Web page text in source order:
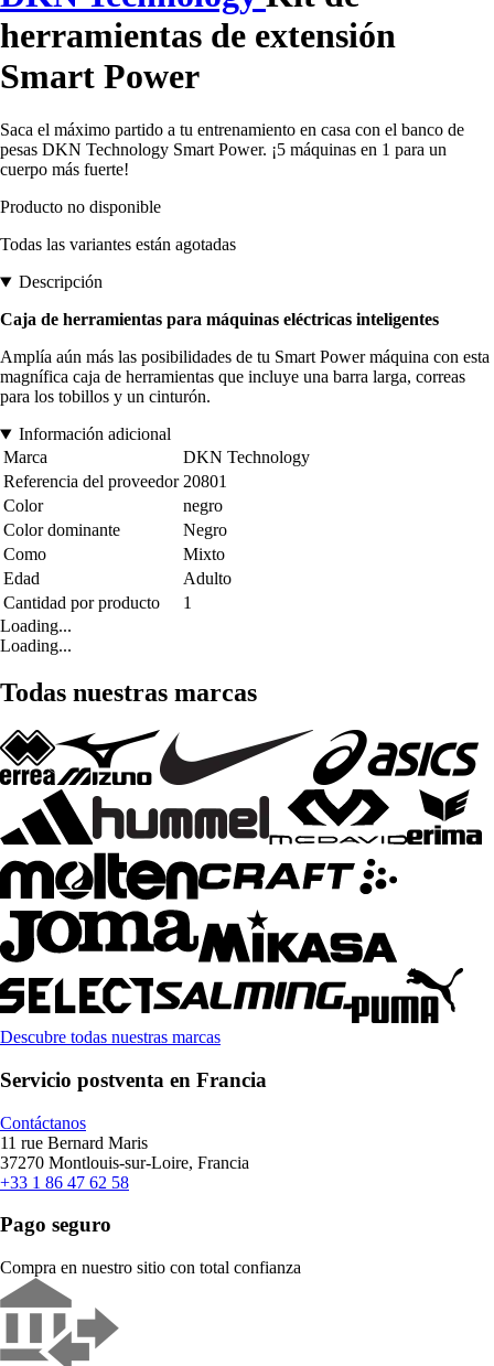
herramientas de extensión
Smart Power
Saca el máximo partido a tu entrenamiento en casa con el banco de
pesas DKN Technology Smart Power. ¡5 máquinas en 1 para un
cuerpo más fuerte!
Producto no disponible
Todas las variantes están agotadas
Descripción
Caja de herramientas para máquinas eléctricas inteligentes
Amplía aún más las posibilidades de tu Smart Power máquina con esta
magnífica caja de herramientas que incluye una barra larga, correas
para los tobillos y un cinturón.
Información adicional
Marca
DKN Technology
Referencia del proveedor 20801
Color
negro
Color dominante
Negro
Como
Mixto
Edad
Adulto
Cantidad por producto
1
Loading...
Loading...
Todas nuestras marcas
Descubre todas nuestras marcas
Servicio postventa en Francia
Contáctanos
11 rue Bernard Maris
37270 Montlouis-sur-Loire, Francia
+33 1 86 47 62 58
Pago seguro
Compra en nuestro sitio con total confianza